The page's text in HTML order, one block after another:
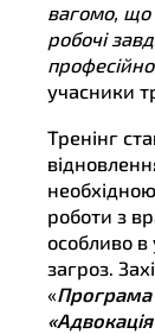
вагомо, що
робочі
учасники
Тренінг
роботи з
особливо в
загроз.
«Програма